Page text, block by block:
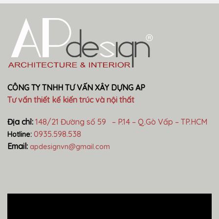
CÔNG TY TNHH TƯ VẤN XÂY DỰNG AP
Tư vấn thiết kế kiến trúc và nội thất
Địa chỉ: 148/21 Đường số 59 – P.14 – Q.Gò Vấp – TP.HCM
Hotline: 0935.598.538
Email: apdesignvn@gmail.com